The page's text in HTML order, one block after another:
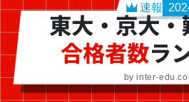
速報
東大・京大
合格者数ラ
by inter-